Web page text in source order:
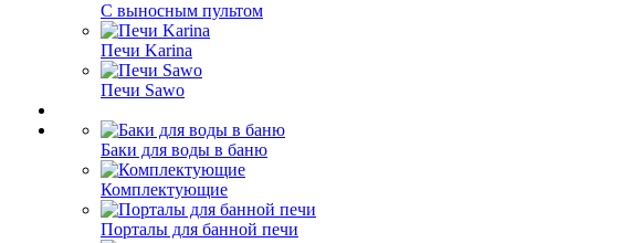
С выносным пультом
Печи Karina
Печи Sawo
Баки для воды в баню
Комплектующие
Порталы для банной печи